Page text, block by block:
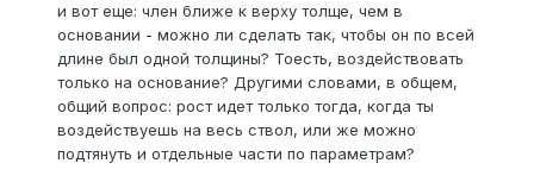
и вот еще: член ближе к верху толще, чем в
основании - можно ли сделать так, чтобы он по всей
длине был одной толщины? Тоесть, воздействовать
только на основание? Другими словами, в общем,
общий вопрос: рост идет только тогда, когда ты
воздействуешь на весь ствол, или же можно
подтянуть и отдельные части по параметрам?